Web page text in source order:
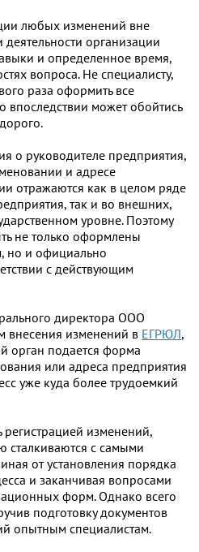
любых изменений вне
организации
и определенное время,
вопроса. Не специалисту,
раза оформить все
впоследствии может обойтись
о руководителе предприятия,
и адресе
отражаются как в целом ряде
так и во внешних,
уровне. Поэтому
не только оформлены
но и официально
с действующим
директора ООО
внесения изменений в ЕГРЮЛ,
орган подается форма
или адреса предприятия
уже куда более трудоемкий
регистрацией изменений,
сталкиваются с самыми
от установления порядка
и заканчивая вопросами
форм. Однако всего
подготовку документов
опытным специалистам.